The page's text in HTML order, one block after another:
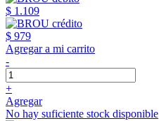
$ 1.109
$ 979
Agregar a mi carrito
-
+
Agregar
No hay suficiente stock disponible